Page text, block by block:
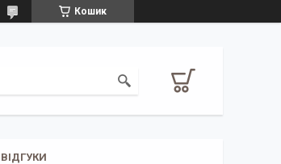
Кошик
ВІДГУКИ